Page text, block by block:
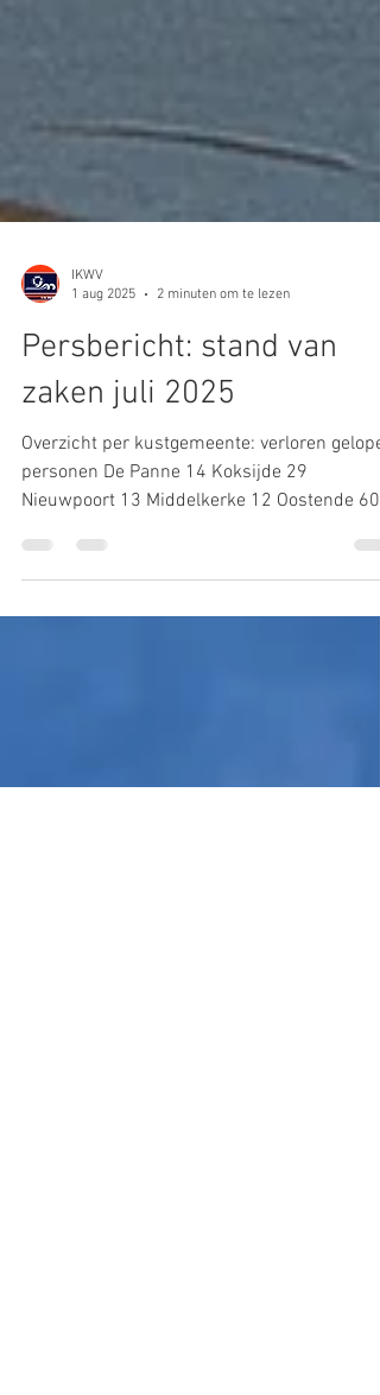
IKWV
1 aug 2025
2 minuten om te lezen
Persbericht: stand van
zaken juli 2025
Overzicht per kustgemeente: verloren
personen De Panne 14 Koksijde 29